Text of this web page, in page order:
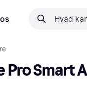
Pro Smart